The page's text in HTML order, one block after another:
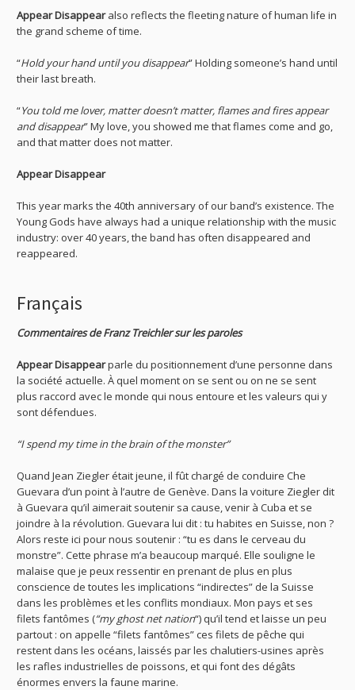
Appear Disappearalso reflects the fleeting nature of human life in
the grand scheme of time.
“Hold your hand until you disappear” Holding someone’s hand until
their last breath.
“You told me lover, matter doesn’t matter, flames and fires appear
and disappear” My love, you showed me that flames come and go,
and that matter does not matter.
Appear Disappear
This year marks the 40th anniversary of our band’s existence. The
Young Gods have always had a unique relationship with the music
industry: over 40 years, the band has often disappeared and
reappeared.
Français
Commentaires de Franz Treichler sur les paroles
Appear Disappearparle du positionnement d’une personne dans
la société actuelle. À quel moment on se sent ou on ne se sent
plus raccord avec le monde qui nous entoure et les valeurs qui y
sont défendues.
“I spend my time in the brain of the monster”
Quand Jean Ziegler était jeune, il fût chargé de conduire Che
Guevara d’un point à l’autre de Genève. Dans la voiture Ziegler dit
à Guevara qu’il aimerait soutenir sa cause, venir à Cuba et se
joindre à la révolution. Guevara lui dit : tu habites en Suisse, non ?
Alors reste ici pour nous soutenir : “tu es dans le cerveau du
monstre”. Cette phrase m’a beaucoup marqué. Elle souligne le
malaise que je peux ressentir en prenant de plus en plus
conscience de toutes les implications “indirectes” de la Suisse
dans les problèmes et les conflits mondiaux. Mon pays et ses
filets fantômes (“my ghost net nation“) qu’il tend et laisse un peu
partout : on appelle “filets fantômes” ces filets de pêche qui
restent dans les océans, laissés par les chalutiers-usines après
les rafles industrielles de poissons, et qui font des dégâts
énormes envers la faune marine.